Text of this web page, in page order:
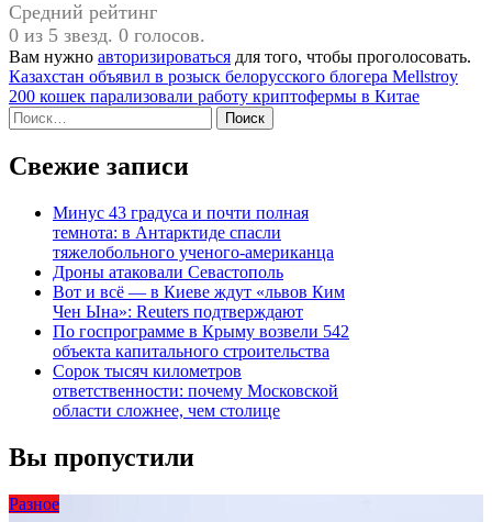
Средний рейтинг
0 из 5 звезд. 0 голосов.
Вам нужно авторизироваться для того, чтобы проголосовать.
Навигация
по
записям
Казахстан объявил в розыск белорусского блогера Mellstroy
200 кошек парализовали работу криптофермы в Китае
Найти:
Свежие записи
Минус 43 градуса и почти полная
темнота: в Антарктиде спасли
тяжелобольного ученого-американца
Дроны атаковали Севастополь
Вот и всё — в Киеве ждут «львов Ким
Чен Ына»: Reuters подтверждают
По госпрограмме в Крыму возвели 542
объекта капитального строительства
Сорок тысяч километров
ответственности: почему Московской
области сложнее, чем столице
Вы пропустили
Разное